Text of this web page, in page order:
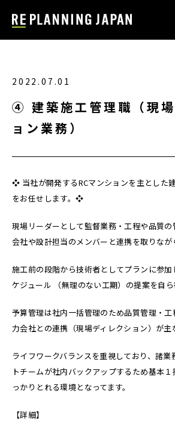
2022.07.01
④ 建築施工管理職（現
ョン業務）
❖ 当社が開発するRCマンションを主とした
をお任せします。❖
現場リーダーとして監督業務・工程や品質
会社や設計担当のメンバーと連携を取りなが
施工前の段階から技術者としてプランに参加
ケジュール （無理のない工期）の提案を自ら
予算管理は社内一括管理のため品質管理・
力会社との連携（現場ディレクション）が主
ライフワークバランスを重視しており、諸業
トチームが社内バックアップするため基本
っかりとれる環境となってます。
【詳細】